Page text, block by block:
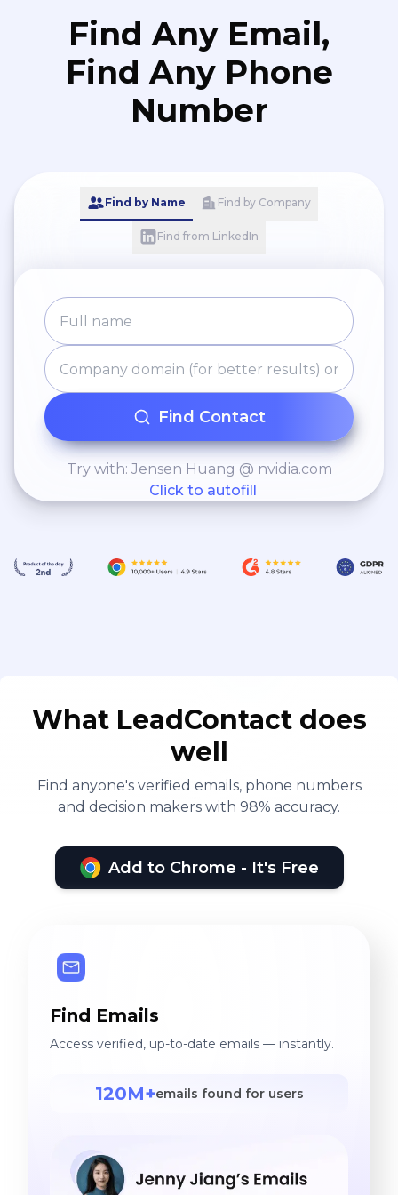
Find Any Email,
Find Any Phone
Number
Find by Name Find by Company
Find from LinkedIn
Find Contact
Try with: Jensen Huang @ nvidia.com
Click to autofill
What LeadContact does
well
Find anyone's verified emails, phone numbers
and decision makers with 98% accuracy.
Add to Chrome - It's Free
Find Emails
Access verified, up-to-date emails — instantly.
120M+emails found for users